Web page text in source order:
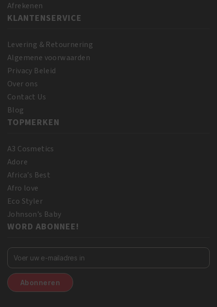
Afrekenen
KLANTENSERVICE
Levering & Retournering
Algemene voorwaarden
Privacy Beleid
Over ons
Contact Us
Blog
TOPMERKEN
A3 Cosmetics
Adore
Africa’s Best
Afro love
Eco Styler
Johnson’s Baby
WORD ABONNEE!